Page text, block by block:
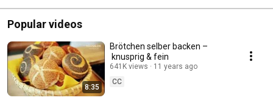
Popular videos
8:35
Brötchen selber backen –
knusprig & fein
641K views
11 years ago
CC